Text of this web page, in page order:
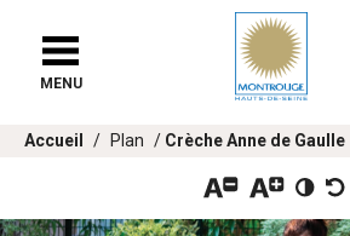
chat
MENU
Vous
Accueil Plan Crèche Anne de Gaulle